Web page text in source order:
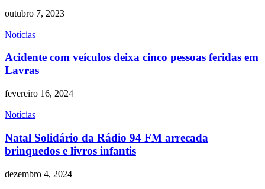
outubro 7, 2023
Notícias
Acidente com veículos deixa cinco pessoas feridas em
Lavras
fevereiro 16, 2024
Notícias
Natal Solidário da Rádio 94 FM arrecada
brinquedos e livros infantis
dezembro 4, 2024